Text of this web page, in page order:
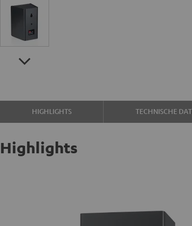
HIGHLIGHTS TECHNISCHE
Highlights